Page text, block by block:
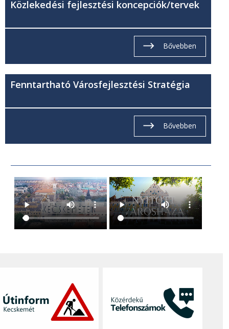
Közlekedési fejlesztési koncepciók/tervek
Bővebben
Fenntartható Városfejlesztési Stratégia
Bővebben